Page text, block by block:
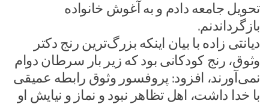
تحویل جامعه دادم و به آغوش خانواده
بازگرداندنم.
دیانتی زاده با بیان اینکه بزرگ‌ترین رنج دکتر
وثوق، رنج کودکانی بود که زیر بار سرطان دوام
نمی‌آورند، افزود: پروفسور وثوق رابطه عمیقی
با خدا داشت، اهل تظاهر نبود و نماز و نیایش او